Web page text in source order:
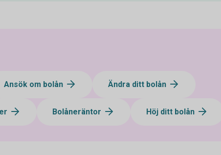
Ansök om bolån Ändra ditt bolån
Bolåneräntor Höj ditt bolån